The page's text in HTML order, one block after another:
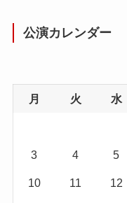
公演カレンダー
月 火 水
3 4 5
10 11 12